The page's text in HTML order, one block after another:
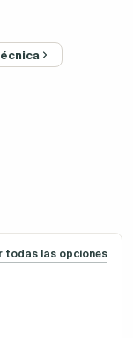
todas las opciones